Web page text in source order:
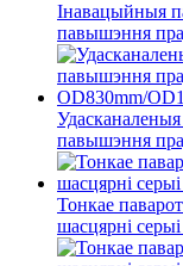
Інавацыйныя
павышэння
павышэння
Тонкае
шасцярні